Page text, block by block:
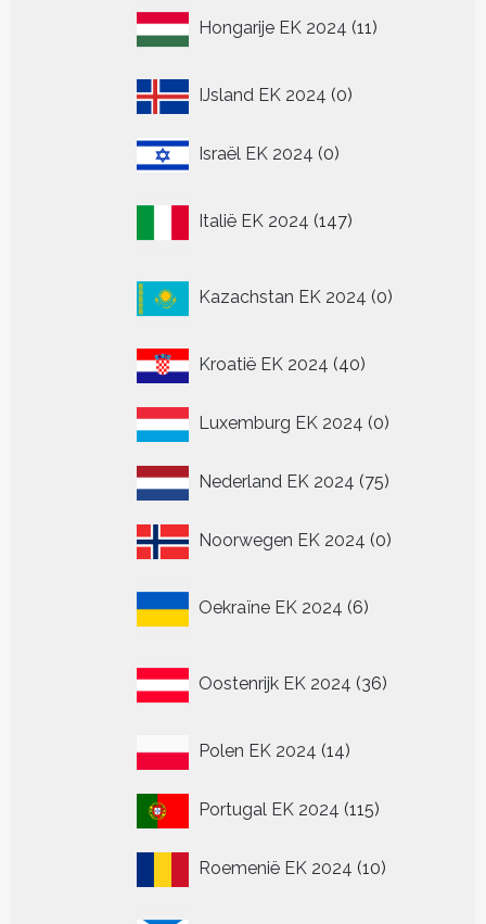
Hongarije EK 2024 11
producten
IJsland EK 2024 00
Israël EK 2024 00
Italië EK 2024 147
producten
Kazachstan EK 2024 0
producten
Kroatië EK 2024 4040
Luxemburg EK 2024 00
Nederland EK 2024 7575
Noorwegen EK 2024 00
Oekraïne EK 2024 6
producten
Oostenrijk EK 2024 36
producten
Polen EK 2024 1414
Portugal EK 2024 115115
Roemenië EK 2024 1010